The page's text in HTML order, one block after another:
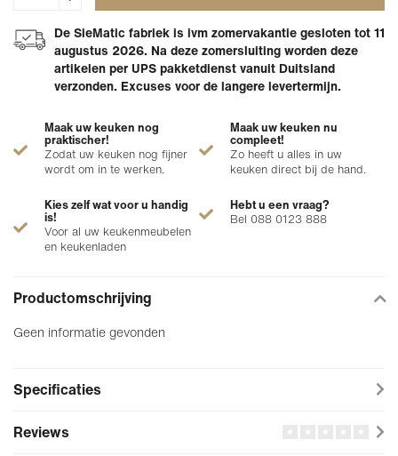
De SieMatic fabriek is ivm zomervakantie gesloten tot 11
augustus 2026. Na deze zomersluiting worden deze
artikelen per UPS pakketdienst vanuit Duitsland
verzonden. Excuses voor de langere levertermijn.
Maak uw keuken nog
praktischer!
Zodat uw keuken nog fijner
wordt om in te werken.
Maak uw keuken nu
compleet!
Zo heeft u alles in uw
keuken direct bij de hand.
Kies zelf wat voor u handig
is!
Voor al uw keukenmeubelen
en keukenladen
Hebt u een vraag?
Bel 088 0123 888
Productomschrijving
Geen informatie gevonden
Specificaties
Reviews